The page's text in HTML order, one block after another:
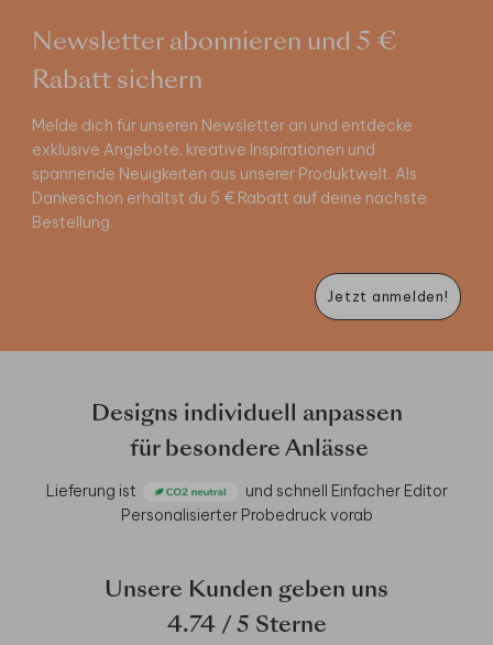
Newsletter abonnieren und 5 €
Rabatt sichern
Melde dich für unseren Newsletter an und entdecke
exklusive Angebote, kreative Inspirationen und
spannende Neuigkeiten aus unserer Produktwelt. Als
Dankeschön erhältst du 5 € Rabatt auf deine nächste
Bestellung.
Jetzt anmelden!
Designs individuell anpassen
für besondere Anlässe
Lieferung ist und schnell Einfacher Editor
Personalisierter Probedruck vorab
Unsere Kunden geben uns
4.74/ 5 Sterne